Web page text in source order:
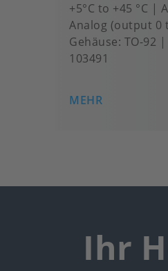
+5°C to +45 °C
Analog (output 0
Gehäuse TO-92
103491
MEHR
Ihr